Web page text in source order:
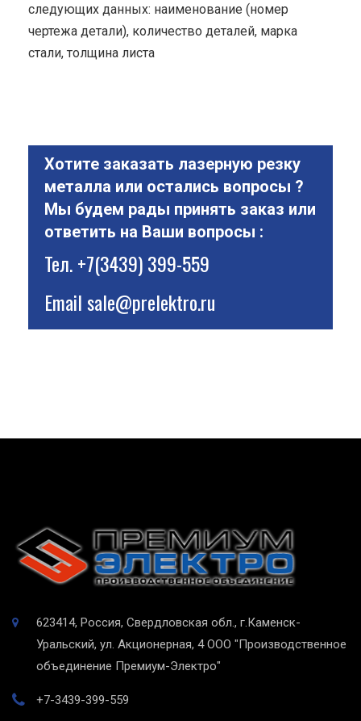
следующих данных: наименование (номер
чертежа детали), количество деталей, марка
стали, толщина листа
Хотите заказать лазерную резку
металла или остались вопросы ?
Мы будем рады принять заказ или
ответить на Ваши вопросы :
Тел.+7(3439) 399-559
Emailsale@prelektro.ru
623414, Россия, Свердловская обл., г.Каменск-
Уральский, ул. Акционерная, 4 ООО "Производственное
объединение Премиум-Электро"
+7-3439-399-559